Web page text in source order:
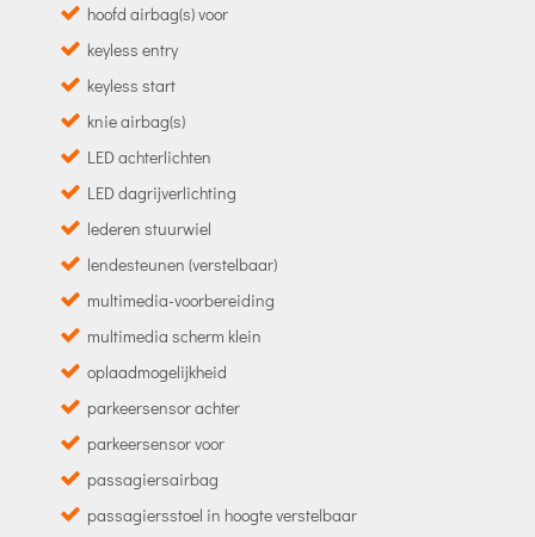
hoofd airbag(s) voor
keyless entry
keyless start
knie airbag(s)
LED achterlichten
LED dagrijverlichting
lederen stuurwiel
lendesteunen (verstelbaar)
multimedia-voorbereiding
multimedia scherm klein
oplaadmogelijkheid
parkeersensor achter
parkeersensor voor
passagiersairbag
passagiersstoel in hoogte verstelbaar